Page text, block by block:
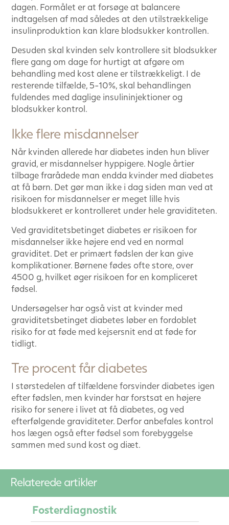
dagen. Formålet er at forsøge at balancere
indtagelsen af mad således at den utilstrækkelige
insulinproduktion kan klare blodsukker kontrollen.
Desuden skal kvinden selv kontrollere sit blodsukker
flere gang om dage for hurtigt at afgøre om
behandling med kost alene er tilstrækkeligt. I de
resterende tilfælde, 5-10%, skal behandlingen
fuldendes med daglige insulininjektioner og
blodsukker kontrol.
Ikke flere misdannelser
Når kvinden allerede har diabetes inden hun bliver
gravid, er misdannelser hyppigere. Nogle årtier
tilbage frarådede man endda kvinder med diabetes
at få børn. Det gør man ikke i dag siden man ved at
risikoen for misdannelser er meget lille hvis
blodsukkeret er kontrolleret under hele graviditeten.
Ved graviditetsbetinget diabetes er risikoen for
misdannelser ikke højere end ved en normal
graviditet. Det er primært fødslen der kan give
komplikationer. Børnene fødes ofte store, over
4500 g, hvilket øger risikoen for en kompliceret
fødsel.
Undersøgelser har også vist at kvinder med
graviditetsbetinget diabetes løber en fordoblet
risiko for at føde med kejsersnit end at føde for
tidligt.
Tre procent får diabetes
I størstedelen af tilfældene forsvinder diabetes igen
efter fødslen, men kvinder har forstsat en højere
risiko for senere i livet at få diabetes, og ved
efterfølgende graviditeter. Derfor anbefales kontrol
hos lægen også efter fødsel som forebyggelse
sammen med sund kost og diæt.
Relaterede artikler
Fosterdiagnostik